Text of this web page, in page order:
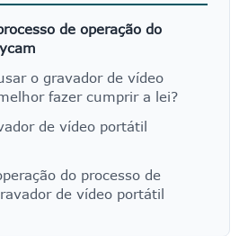
de operação do
o gravador de vídeo
fazer cumprir a lei?
de vídeo portátil
do processo de
de vídeo portátil